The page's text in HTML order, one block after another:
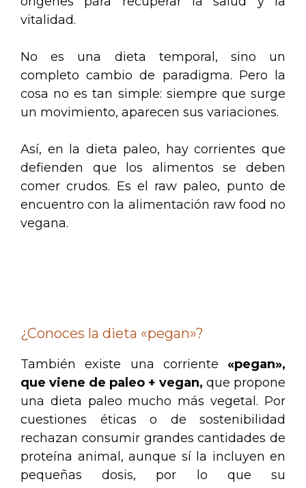
vitalidad.
No es una dieta temporal, sino un
completo cambio de paradigma. Pero la
cosa no es tan simple: siempre que surge
un movimiento, aparecen sus variaciones.
Así, en la dieta paleo, hay corrientes que
defienden que los alimentos se deben
comer crudos. Es el raw paleo, punto de
encuentro con la alimentación raw food no
vegana.
¿Conoces la dieta «pegan»?
También existe una corriente «pegan»,
que viene de paleo + vegan, que propone
una dieta paleo mucho más vegetal. Por
cuestiones éticas o de sostenibilidad
rechazan consumir grandes cantidades de
proteína animal, aunque sí la incluyen en
pequeñas dosis, por lo que su